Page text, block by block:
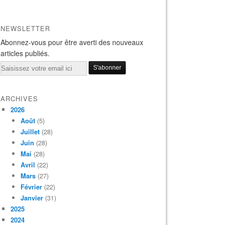
NEWSLETTER
Abonnez-vous pour être averti des nouveaux
articles publiés.
Email
ARCHIVES
2026
Août (5)
Juillet (28)
Juin (28)
Mai (28)
Avril (22)
Mars (27)
Février (22)
Janvier (31)
2025
2024